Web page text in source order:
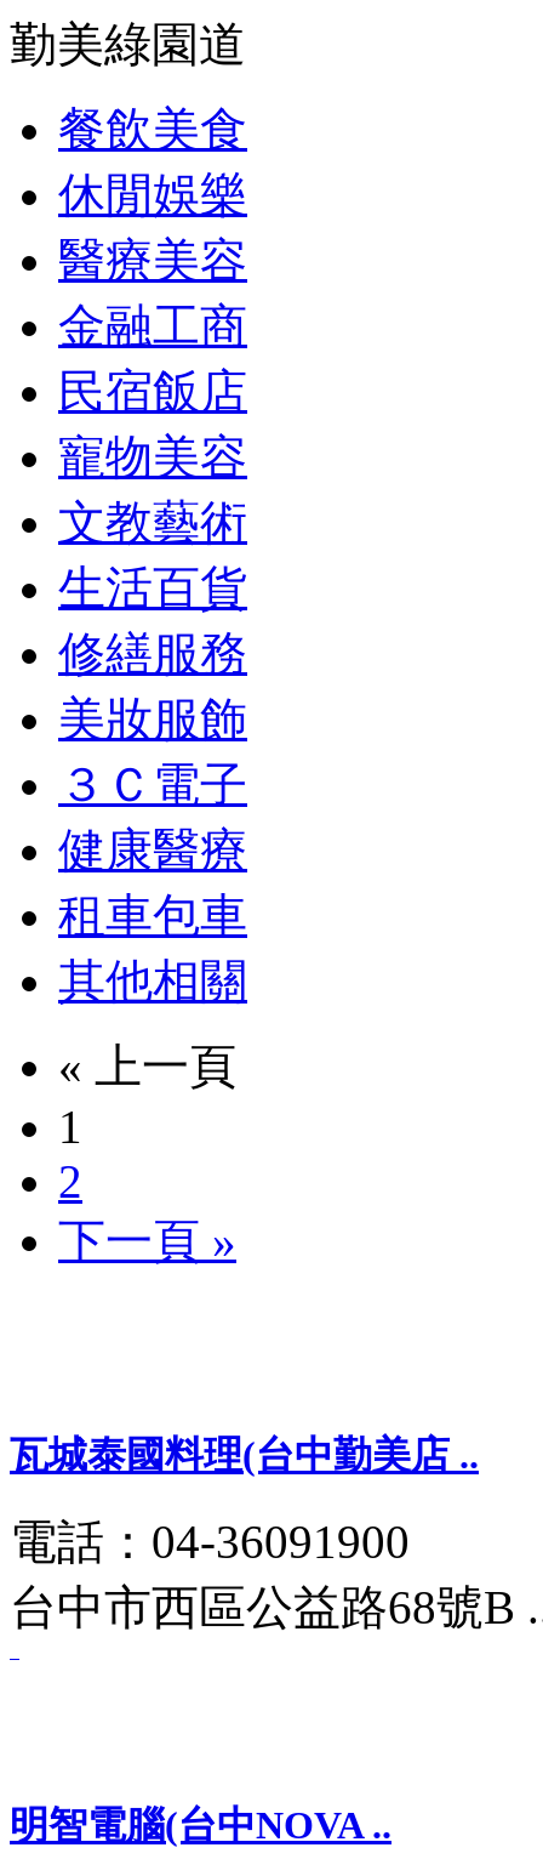
勤美綠園道
餐飲美食
休閒娛樂
醫療美容
金融工商
民宿飯店
寵物美容
文教藝術
生活百貨
修繕服務
美妝服飾
３Ｃ電子
健康醫療
租車包車
其他相關
« 上一頁
1
2
下一頁 »
瓦城泰國料理(台中勤美店 ..
電話：04-36091900
台中市西區公益路68號B
明智電腦(台中NOVA ..